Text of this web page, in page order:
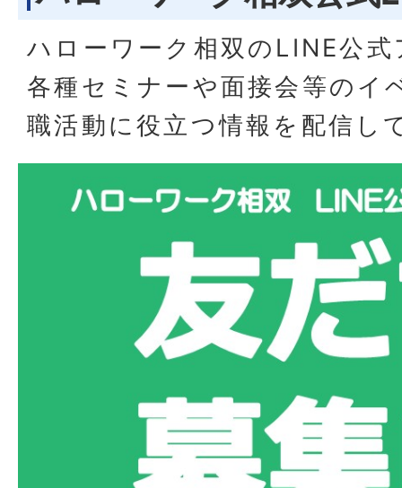
ハローワーク相双のLINE公
各種セミナーや面接会等のイ
職活動に役立つ情報を配信し